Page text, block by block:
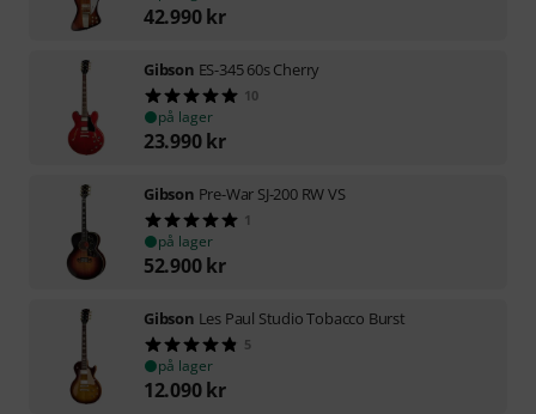
42.990 kr
Gibson ES-345 60s Cherry
10
på lager
23.990 kr
Gibson Pre-War SJ-200 RW VS
1
på lager
52.900 kr
Gibson Les Paul Studio Tobacco Burst
5
på lager
12.090 kr